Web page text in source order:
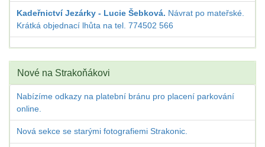
Kadeřnictví Jezárky - Lucie Šebková. Návrat po mateřské.
Krátká objednací lhůta na tel. 774502 566
Nové na Strakoňákovi
Nabízíme odkazy na platební bránu pro placení parkování
online.
Nová sekce se starými fotografiemi Strakonic.